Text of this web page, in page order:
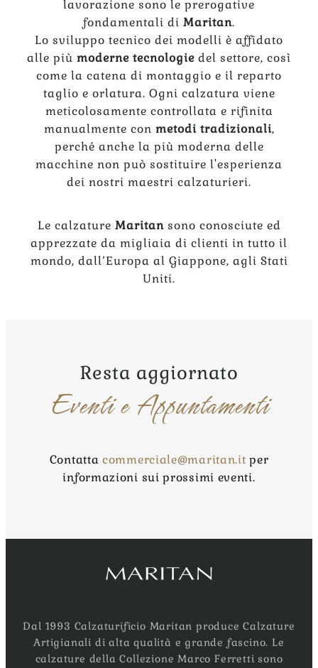
lavorazione sono le prerogative
fondamentali di Maritan.
Lo sviluppo tecnico dei modelli è affidato
alle più moderne tecnologie del settore, così
come la catena di montaggio e il reparto
taglio e orlatura. Ogni calzatura viene
meticolosamente controllata e rifinita
manualmente con metodi tradizionali,
perché anche la più moderna delle
macchine non può sostituire l'esperienza
dei nostri maestri calzaturieri.
Le calzature Maritan sono conosciute ed
apprezzate da migliaia di clienti in tutto il
mondo, dall’Europa al Giappone, agli Stati
Uniti.
Resta aggiornato
Eventi e Appuntamenti
Contattacommerciale@maritan.it per
informazioni sui prossimi eventi.
Dal 1993 Calzaturificio Maritan produce Calzature
Artigianali di alta qualità e grande fascino. Le
calzature della Collezione Marco Ferretti sono